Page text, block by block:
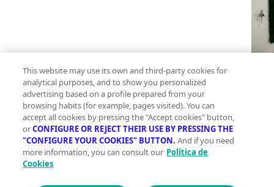
Ver todas las inmobiliarias en Badajoz provincia
This website may use its own and third-party cookies for
analytical purposes, and to show you personalized
advertising based on a profile prepared from your
browsing habits (for example, pages visited). You can
accept all cookies by pressing the "Accept cookies" button,
orCONFIGURE OR REJECT THEIR USE BY PRESSING THE
"CONFIGURE YOUR COOKIES" BUTTON. And if you need
more information, you can consult our Política de
Cookies